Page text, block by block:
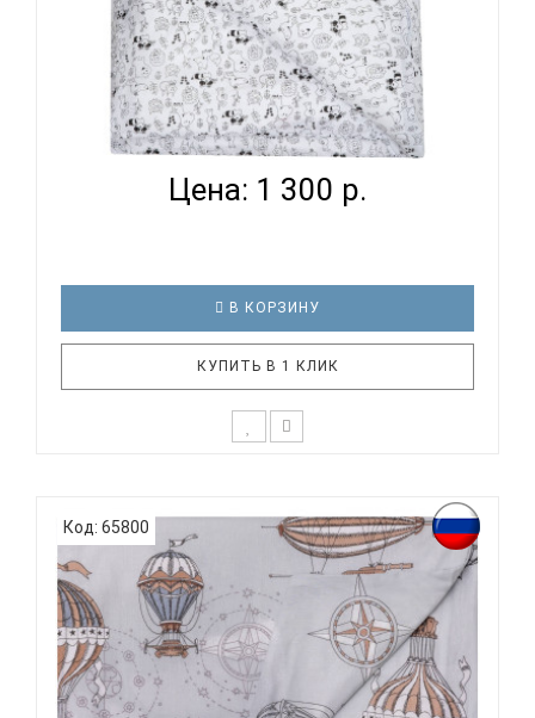
ВОМБАТИК CLASSIC COLLECTION ЗВЕРИ И ЗВЕЗДЫ
- ПОДОД...
Цена: 1 300 р.
В КОРЗИНУ
КУПИТЬ В 1 КЛИК
родитель подходит очень основательно. Ведь
ребенок большую часть времени проводит в
кровати. И натуральность тканей, нежный и
веселый рисунок, высокая устойчивость к частым
стиркам – очень важные параметр..
Код: 65800